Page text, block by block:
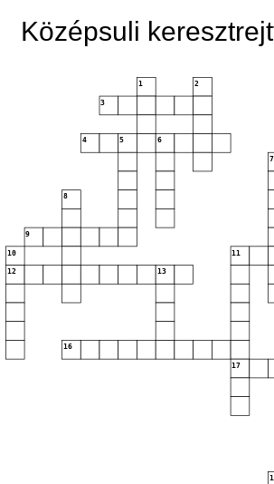
Középsuli
1 2
3
4 5 6
7
8
9
10 11
12 13
16
17